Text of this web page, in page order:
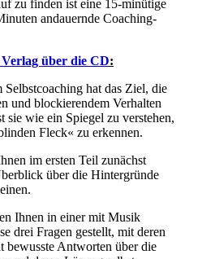
zu finden ist eine 15-minütige
andauernde Coaching-
über die CD:
hat das Ziel, die
und blockierendem Verhalten
sie wie ein Spiegel zu verstehen,
Fleck« zu erkennen.
im ersten Teil zunächst
über die Hintergründe
Ihnen in einer mit Musik
drei Fragen gestellt, mit deren
bewusste Antworten über die